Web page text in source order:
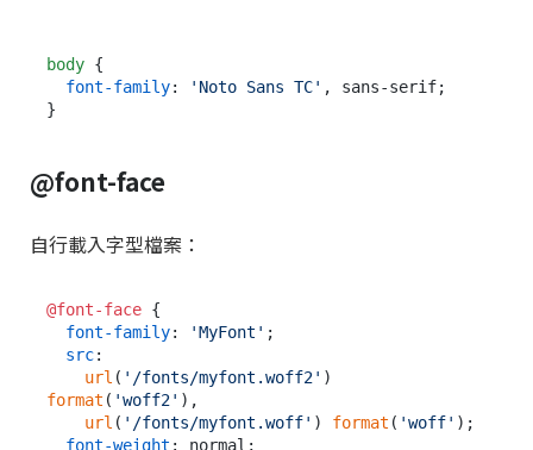
body {
font-family: 'Noto Sans TC' , sans-serif;
@font-face
自行載入字型檔案：
@font-face {
font-family: 'MyFont' ;
src:
url ( '/fonts/myfont.woff2'
format ( 'woff2' ),
url ( '/fonts/myfont.woff' ) format ( 'woff' );
font-weight : normal;